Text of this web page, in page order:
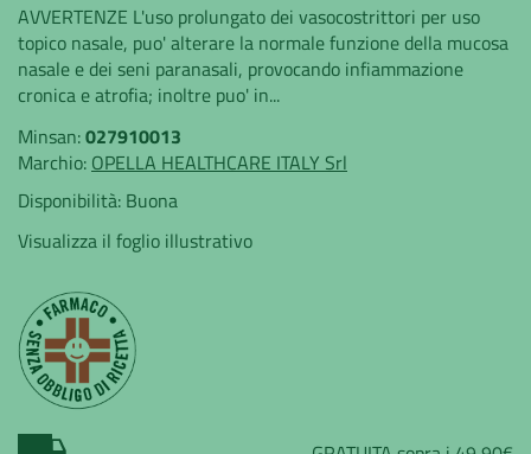
AVVERTENZE L'uso prolungato dei vasocostrittori per uso
topico nasale, puo' alterare la normale funzione della mucosa
nasale e dei seni paranasali, provocando infiammazione
cronica e atrofia; inoltre puo' in...
Minsan:027910013
Marchio: OPELLA HEALTHCARE ITALY Srl
Disponibilità: Buona
Visualizza il foglio illustrativo